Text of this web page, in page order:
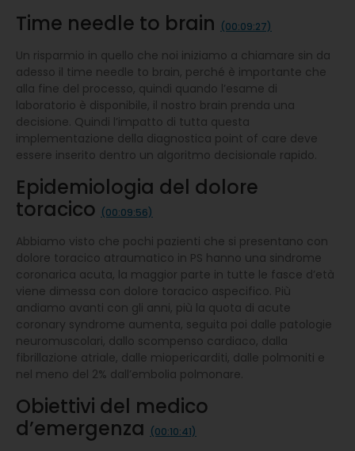
Time needle to brain (00:09:27)
Un risparmio in quello che noi iniziamo a chiamare sin da
adesso il time needle to brain, perché è importante che
alla fine del processo, quindi quando l’esame di
laboratorio è disponibile, il nostro brain prenda una
decisione. Quindi l’impatto di tutta questa
implementazione della diagnostica point of care deve
essere inserito dentro un algoritmo decisionale rapido.
Epidemiologia del dolore
toracico (00:09:56)
Abbiamo visto che pochi pazienti che si presentano con
dolore toracico atraumatico in PS hanno una sindrome
coronarica acuta, la maggior parte in tutte le fasce d’età
viene dimessa con dolore toracico aspecifico. Più
andiamo avanti con gli anni, più la quota di acute
coronary syndrome aumenta, seguita poi dalle patologie
neuromuscolari, dallo scompenso cardiaco, dalla
fibrillazione atriale, dalle miopericarditi, dalle polmoniti e
nel meno del 2% dall’embolia polmonare.
Obiettivi del medico
d’emergenza (00:10:41)